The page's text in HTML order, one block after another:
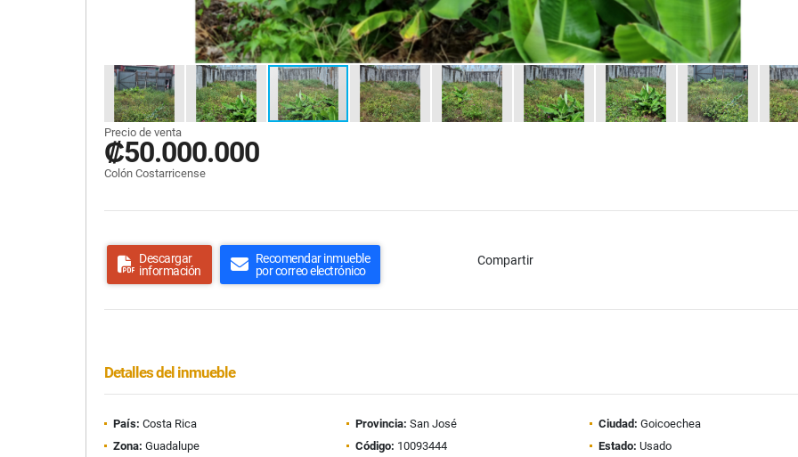
Precio de venta
₡50.000.000
Colón Costarricense
Descargar
información
Recomendar inmueble
por correo electrónico
Compartir
Detalles del inmueble
País: Costa Rica Provincia: San José Ciudad: Goicoechea
Zona: Guadalupe Código: 10093444 Estado: Usado